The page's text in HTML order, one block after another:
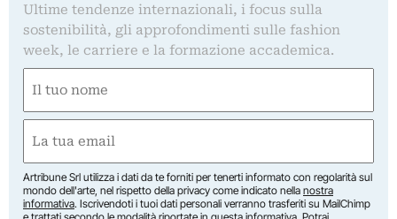
Ultime tendenze internazionali, i focus sulla
sostenibilità, gli approfondimenti sulle fashion
week, le carriere e la formazione accademica.
(Required)
First
(Required)
Artribune Srl utilizza i dati da te forniti per tenerti informato con regolarità sul
mondo dell'arte, nel rispetto della privacy come indicato nella nostra
informativa. Iscrivendoti i tuoi dati personali verranno trasferiti su MailChimp